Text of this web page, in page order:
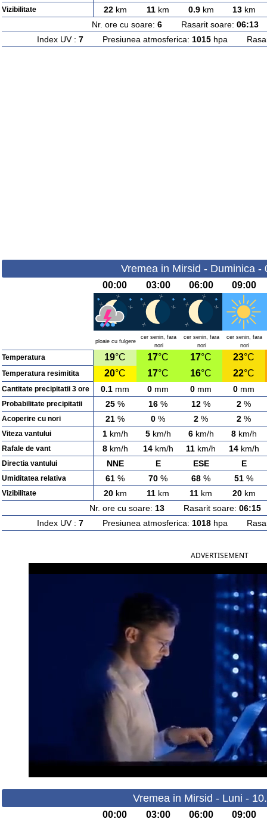
Vizibilitate 22km 11 km 0.9km 13km
Nr. ore cu soare: 6Rasarit soare: 06:13
Index UV : 7Presiunea atmosferica: 1015hpa
Vremea in Mirsid - Duminica -
00:00 03:00 06:00 09:00
ploaie cu fulgere
cer senin, fara
nori
cer senin, fara
nori
cer senin, fara
nori
Temperatura 19°C 17°C 17°C 23°C
Temperatura resimitita 20°C 17°C 16°C 22°C
Cantitate precipitatii 3 ore 0.1 mm 0 mm 0 mm 0 mm
Probabilitate precipitatii 25 % 16 % 12 % 2 %
Acoperire cu nori 21 % 0 % 2 % 2 %
Viteza vantului 1km/h 5km/h 6km/h 8km/h
Rafale de vant 8km/h 14km/h 11 km/h 14km/h
Directia vantului NNE E ESE E
Umiditatea relativa 61 % 70 % 68 % 51 %
Vizibilitate 20km 11 km 11 km 20km
Nr. ore cu soare: 13Rasarit soare: 06:15
Index UV : 7Presiunea atmosferica: 1018hpa
ADVERTISEMENT
Vremea in Mirsid - Luni -
00:00 03:00 06:00 09:00